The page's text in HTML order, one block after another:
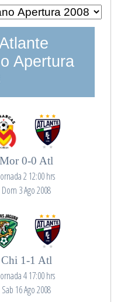
Apertura
Mor 0-0 Atl
2 12:00 hrs
Dom 3 Ago 2008
Chi 1-1 Atl
4 17:00 hrs
Sab 16 Ago 2008